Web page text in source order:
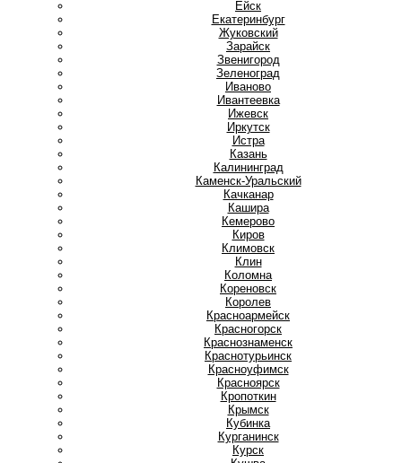
Ейск
Екатеринбург
Жуковский
Зарайск
Звенигород
Зеленоград
Иваново
Ивантеевка
Ижевск
Иркутск
Истра
Казань
Калининград
Каменск-Уральский
Качканар
Кашира
Кемерово
Киров
Климовск
Клин
Коломна
Кореновск
Королев
Красноармейск
Красногорск
Краснознаменск
Краснотурьинск
Красноуфимск
Красноярск
Кропоткин
Крымск
Кубинка
Курганинск
Курск